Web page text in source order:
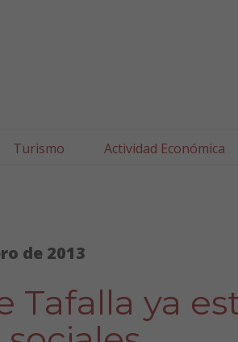
Turismo Actividad Económica
de 2013
Tafalla ya